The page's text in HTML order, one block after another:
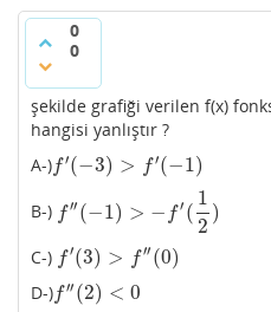
0
0
şekilde grafiği verilen f(x)
hangisi yanlıştır ?
A-)f′(−3) > f′(−1)
f′(−3)>f′( −1)
B-) f′′ (−1) > − f′ (
1
2
)
f″(−1)>−f (12 )
C-) f′(3) > f′′ (0)
f′(3)>f (0
D-)f′′ (2) < 0
f″(2)<0